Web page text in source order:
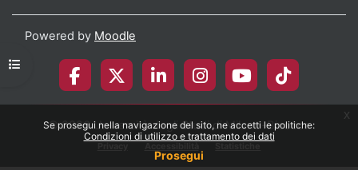
Se prosegui nella navigazione del sito, ne accetti le politiche:
Condizioni di utilizzo e trattamento dei dati
Prosegui
x
Apri indice del corso
Powered by Moodle
© 2026 Università degli Studi di Milano-Bicocca